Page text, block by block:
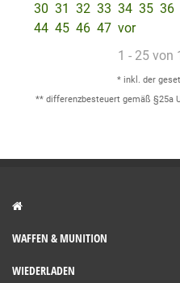
30 31 32 33 34 35 36
44 45 46 47 vor
1 - 25 von
* inkl. der
** differenzbesteuert gemäß §25a
WAFFEN & MUNITION
WIEDERLADEN